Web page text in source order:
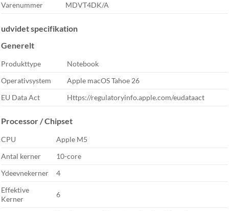
Varenummer
MDVT4DK/A
udvidet specifikation
Generelt
Produkttype
Notebook
Operativsystem
Apple macOS Tahoe 26
EU Data Act
Https://regulatoryinfo.apple.com/eudataact
Processor / Chipset
CPU
Apple M5
Antal kerner
10-core
Ydeevnekerner
4
Effektive
Kerner
6